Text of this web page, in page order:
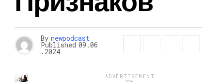
By newpodcast
Published 09.06
.2024
ADVERTISEMENT